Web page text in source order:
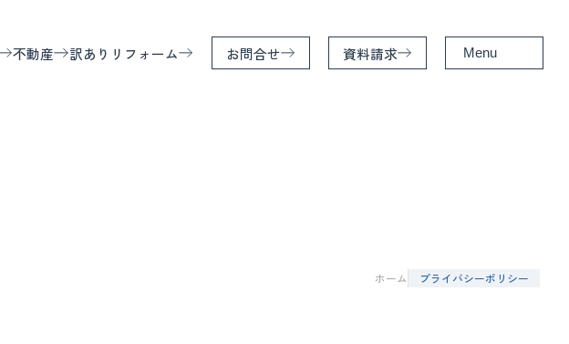
不動産 訳ありリフォーム
ホーム プライバシーポリシー
お問合せ 資料請求 Menu